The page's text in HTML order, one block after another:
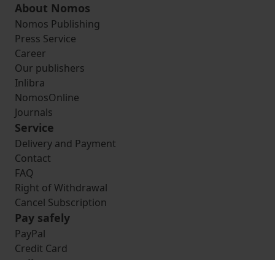
About Nomos
Nomos Publishing
Press Service
Career
Our publishers
Inlibra
NomosOnline
Journals
Service
Delivery and Payment
Contact
FAQ
Right of Withdrawal
Cancel Subscription
Pay safely
PayPal
Credit Card